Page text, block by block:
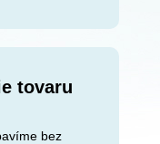
tovaru
bez